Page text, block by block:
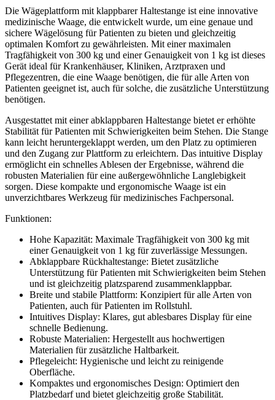
Die Wägeplattform mit klappbarer Haltestange ist eine innovative
medizinische Waage, die entwickelt wurde, um eine genaue und
sichere Wägelösung für Patienten zu bieten und gleichzeitig
optimalen Komfort zu gewährleisten. Mit einer maximalen
Tragfähigkeit von 300 kg und einer Genauigkeit von 1 kg ist dieses
Gerät ideal für Krankenhäuser, Kliniken, Arztpraxen und
Pflegezentren, die eine Waage benötigen, die für alle Arten von
Patienten geeignet ist, auch für solche, die zusätzliche Unterstützung
benötigen.
Ausgestattet mit einer abklappbaren Haltestange bietet er erhöhte
Stabilität für Patienten mit Schwierigkeiten beim Stehen. Die Stange
kann leicht heruntergeklappt werden, um den Platz zu optimieren
und den Zugang zur Plattform zu erleichtern. Das intuitive Display
ermöglicht ein schnelles Ablesen der Ergebnisse, während die
robusten Materialien für eine außergewöhnliche Langlebigkeit
sorgen. Diese kompakte und ergonomische Waage ist ein
unverzichtbares Werkzeug für medizinisches Fachpersonal.
Funktionen:
Hohe Kapazität: Maximale Tragfähigkeit von 300 kg mit
einer Genauigkeit von 1 kg für zuverlässige Messungen.
Abklappbare Rückhaltestange: Bietet zusätzliche
Unterstützung für Patienten mit Schwierigkeiten beim Stehen
und ist gleichzeitig platzsparend zusammenklappbar.
Breite und stabile Plattform: Konzipiert für alle Arten von
Patienten, auch für Patienten im Rollstuhl.
Intuitives Display: Klares, gut ablesbares Display für eine
schnelle Bedienung.
Robuste Materialien: Hergestellt aus hochwertigen
Materialien für zusätzliche Haltbarkeit.
Pflegeleicht: Hygienische und leicht zu reinigende
Oberfläche.
Kompaktes und ergonomisches Design: Optimiert den
Platzbedarf und bietet gleichzeitig große Stabilität.